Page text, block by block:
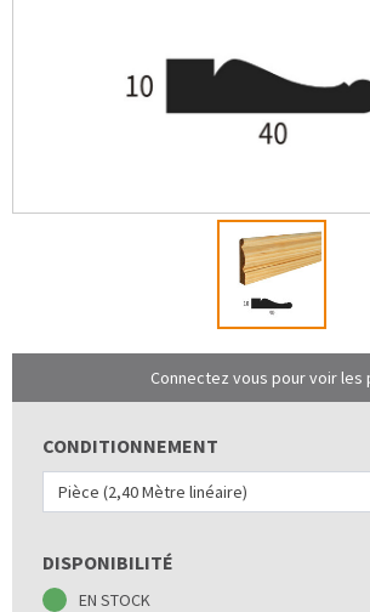
Connectez vous pour voir les
CONDITIONNEMENT
Pièce (2,40 Mètre linéaire)
DISPONIBILITÉ
EN STOCK